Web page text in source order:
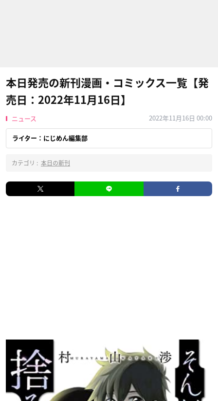
本日発売の新刊漫画・コミックス一覧【発
売日：2022年11月16日】
ニュース 2022年11月16日 00:00
ライター：にじめん編集部
カテゴリ : 本日の新刊